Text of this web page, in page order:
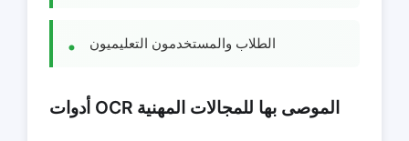
الطلاب والمستخدمون التعليميون
أدوات OCR الموصى بها للمجالات المهنية